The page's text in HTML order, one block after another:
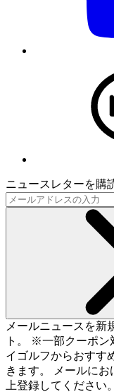
ニュースレターを購
メールニュースを新
ト。 ※一部クーポ
イゴルフからおすす
きます。 メールに
上登録してください。